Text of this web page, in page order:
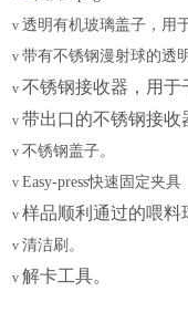
v透明有机玻璃盖子，用
v带有不锈钢漫射球的透
v不锈钢接收器，用于
v带出口的不锈钢接收
v不锈钢盖子。
vEasy-press快速固定夹
v样品顺利通过的喂料
v清洁刷。
v解卡工具。